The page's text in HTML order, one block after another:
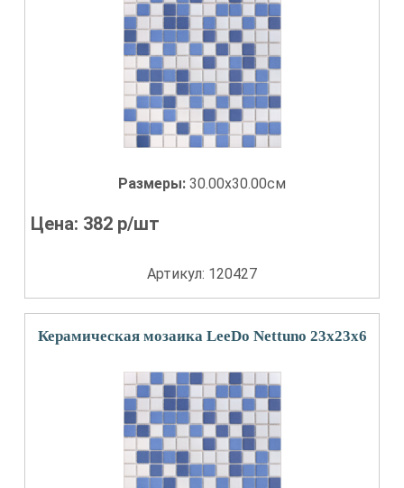
Размеры: 30.00x30.00см
Цена: 382 р/шт
Артикул: 120427
Керамическая мозаика LeeDo Nettuno 23x23x6